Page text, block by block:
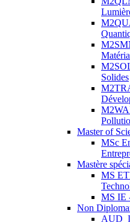
Solides
Master of
MSc
Mastère
MS
MS IE
Non